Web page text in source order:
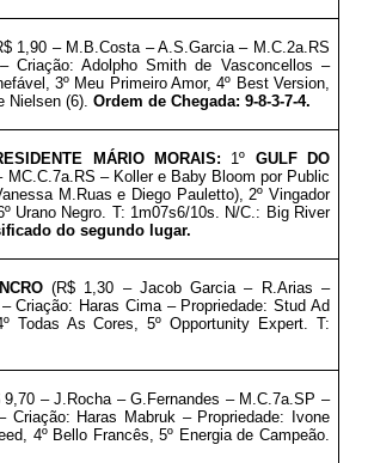
1,90 – M.B.Costa – A.S.Garcia – M.C.2a.RS
Criação: Adolpho Smith de Vasconcellos –
3º Meu Primeiro Amor, 4º Best Version,
Nielsen (6).Ordem de Chegada: 9-8-3-7-4.
MÁRIO MORAIS: 1º GULF DO
– Koller e Baby Bloom por Public
M.Ruas e Diego Pauletto), 2º Vingador
Urano Negro . T: 1m07s6/10s. N/C.: Big River
do segundo lugar.
(R$ 1,30 – Jacob Garcia – R.Arias –
Criação: Haras Cima – Propriedade: Stud Ad
Todas As Cores, 5º Opportunity Expert. T:
– J.Rocha – G.Fernandes – M.C.7a.SP –
Haras Mabruk – Propriedade: Ivone
4º Bello Francês, 5º Energia de Campeão.